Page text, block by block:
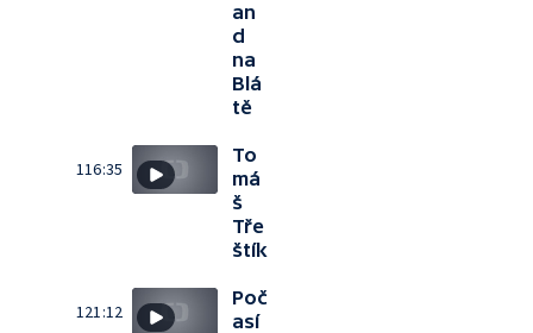
an
d
na
Blá
tě
116:35
To
má
š
Tře
štík
121:12
Poč
así